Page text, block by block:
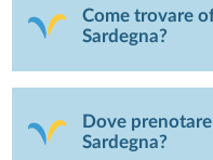
Come trovare
Sardegna?
Dove
Sardegna?